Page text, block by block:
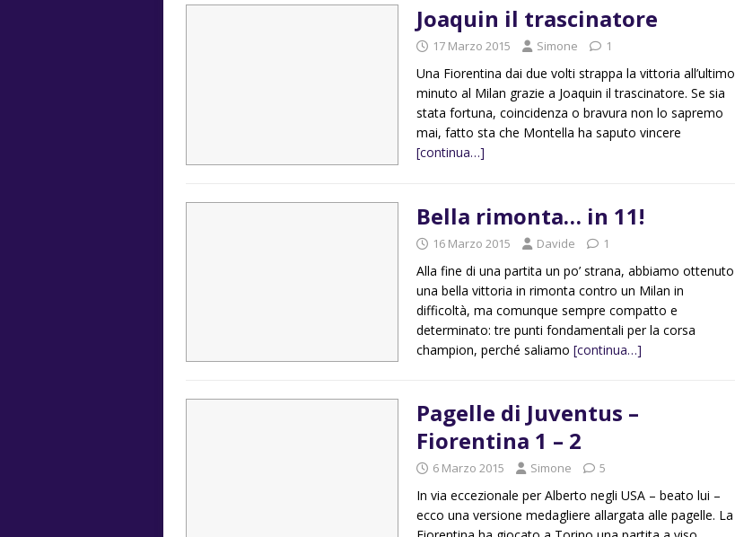
Joaquin il trascinatore
17 Marzo 2015 Simone 1
Una Fiorentina dai due volti strappa la vittoria all’ultimo
minuto al Milan grazie a Joaquin il trascinatore. Se sia
stata fortuna, coincidenza o bravura non lo sapremo
mai, fatto sta che Montella ha saputo vincere
[continua…]
Bella rimonta… in 11!
16 Marzo 2015 Davide 1
Alla fine di una partita un po’ strana, abbiamo ottenuto
una bella vittoria in rimonta contro un Milan in
difficoltà, ma comunque sempre compatto e
determinato: tre punti fondamentali per la corsa
champion, perché saliamo [continua…]
Pagelle di Juventus –
Fiorentina 1 – 2
6 Marzo 2015 Simone 5
In via eccezionale per Alberto negli USA – beato lui –
ecco una versione medagliere allargata alle pagelle. La